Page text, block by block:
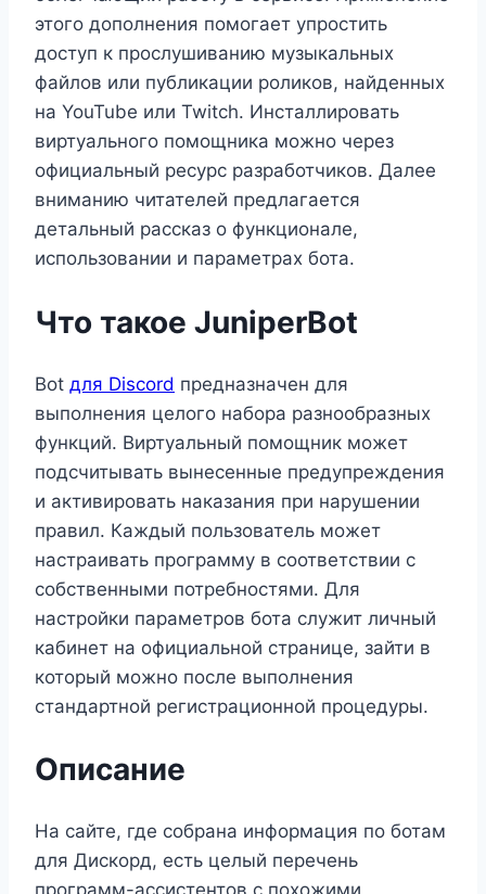
этого дополнения помогает упростить
доступ к прослушиванию музыкальных
файлов или публикации роликов, найденных
на YouTube или Twitch. Инсталлировать
виртуального помощника можно через
официальный ресурс разработчиков. Далее
вниманию читателей предлагается
детальный рассказ о функционале,
использовании и параметрах бота.
Что такое JuniperBot
Bot для Discord предназначен для
выполнения целого набора разнообразных
функций. Виртуальный помощник может
подсчитывать вынесенные предупреждения
и активировать наказания при нарушении
правил. Каждый пользователь может
настраивать программу в соответствии с
собственными потребностями. Для
настройки параметров бота служит личный
кабинет на официальной странице, зайти в
который можно после выполнения
стандартной регистрационной процедуры.
Описание
На сайте, где собрана информация по ботам
для Дискорд, есть целый перечень